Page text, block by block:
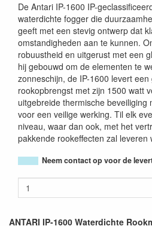
De Antari IP-1600 IP-
waterdichte fogger die
geeft met een stevig ontwerp dat
omstandigheden aan te kunnen.
robuustheid en uitgerust met een
hij gebouwd om de elementen te
zonneschijn, de IP-1600 levert
rookopbrengst met zijn 1500 watt
uitgebreide thermische beveiliging
voor een veilige werking. Til elk
niveau, waar dan ook, met het
pakkende rookeffecten zal
Neem contact op voor de
ANTARI IP-1600 Waterdichte